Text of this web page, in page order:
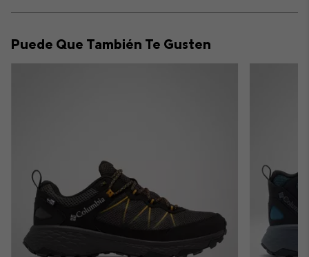
or
Puede Que También Te Gusten